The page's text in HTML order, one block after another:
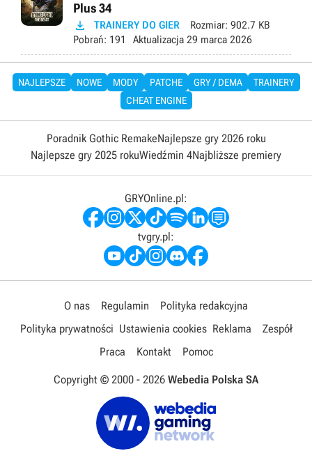
Plus 34
 TRAINERY DO GIER Rozmiar: 902.7 KB
Pobrań: 191 Aktualizacja 29 marca 2026
NAJLEPSZE NOWE MODY PATCHE GRY / DEMA
TRAINERY
CHEAT ENGINE
Poradnik Gothic RemakeNajlepsze gry 2026 roku
Najlepsze gry 2025 rokuWiedźmin 4Najbliższe premiery
GRYOnline.pl:
tvgry.pl:
O nas Regulamin
Polityka redakcyjna
Polityka prywatności Ustawienia cookies Reklama
Zespół
Praca
Kontakt Pomoc
Copyright © 2000 - 2026 Webedia Polska SA